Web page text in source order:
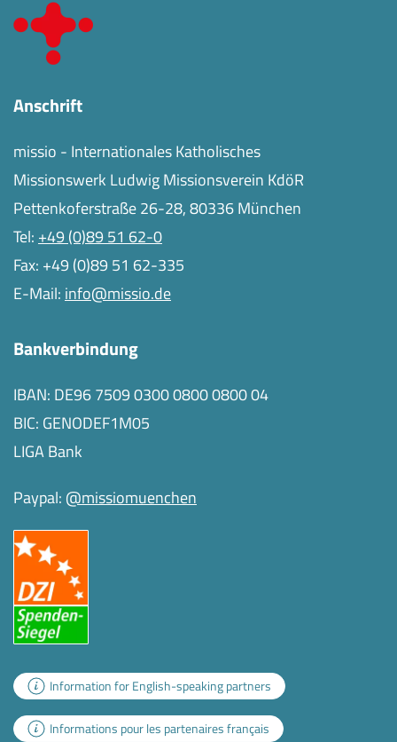
Anschrift
missio - Internationales Katholisches
Missionswerk Ludwig Missionsverein KdöR
Pettenkoferstraße 26-28, 80336 München
Tel: +49 (0)89 51 62-0
Fax: +49 (0)89 51 62-335
E-Mail: info@missio.de
Bankverbindung
IBAN: DE96 7509 0300 0800 0800 04
BIC: GENODEF1M05
LIGA Bank
Paypal: @missiomuenchen
Information for English-speaking partners
Informations pour les partenaires français